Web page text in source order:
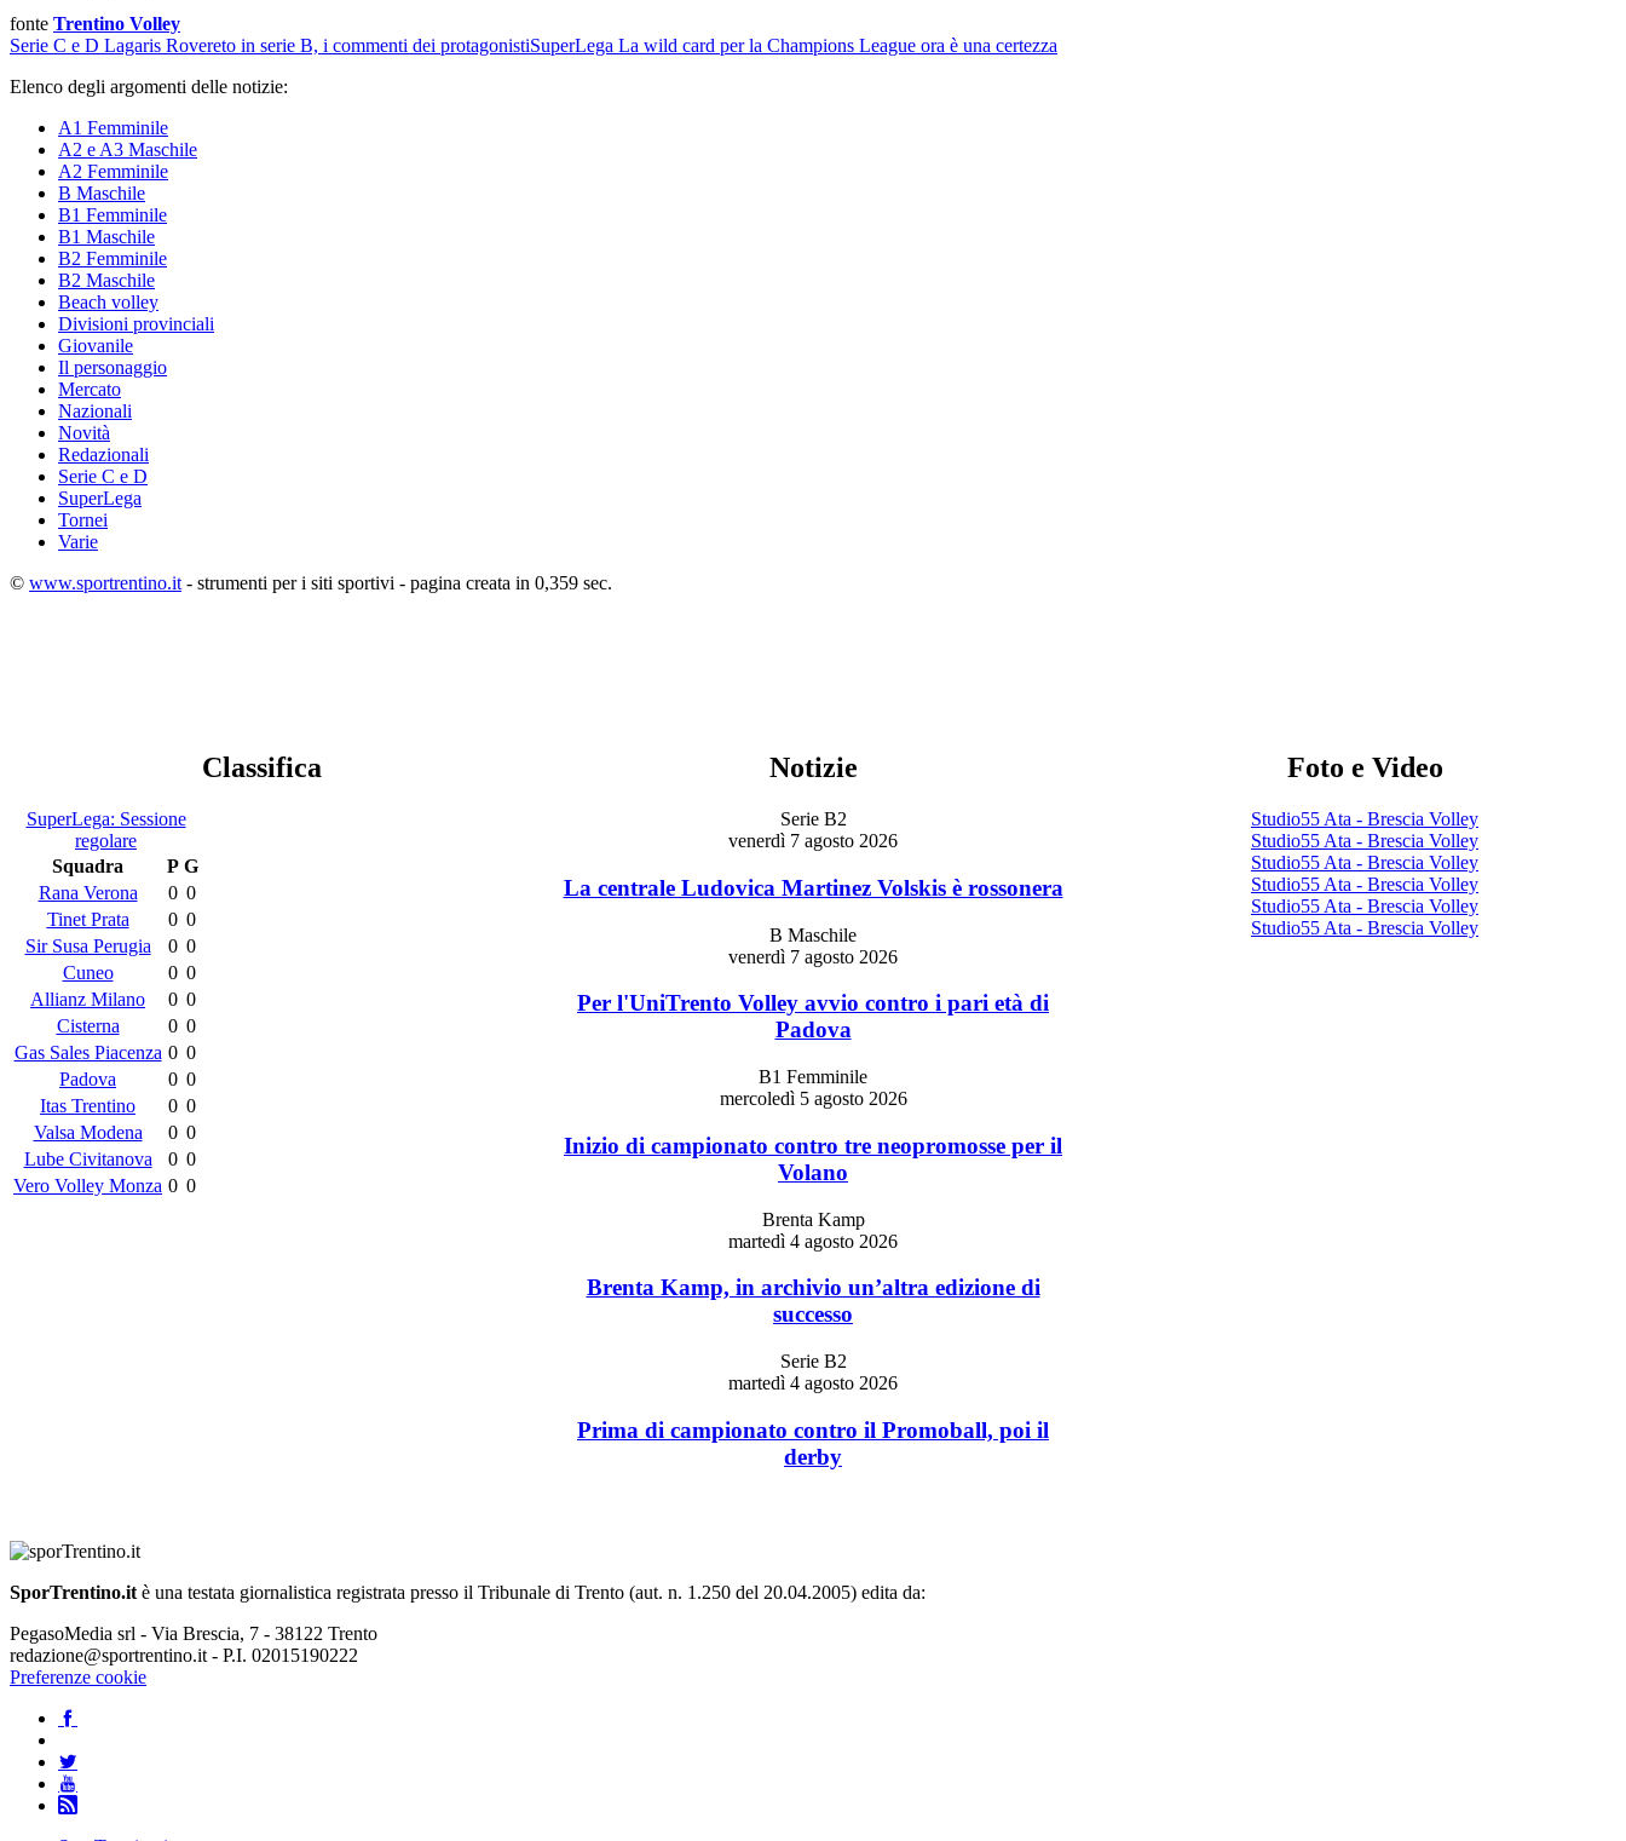
fonte Trentino Volley
Serie C e D Lagaris Rovereto in serie B, i commenti dei protagonistiSuperLega La wild card per la Champions League ora è una certezza
Elenco degli argomenti delle notizie:
A1 Femminile
A2 e A3 Maschile
A2 Femminile
B Maschile
B1 Femminile
B1 Maschile
B2 Femminile
B2 Maschile
Beach volley
Divisioni provinciali
Giovanile
Il personaggio
Mercato
Nazionali
Novità
Redazionali
Serie C e D
SuperLega
Tornei
Varie
© www.sportrentino.it- strumenti per i siti sportivi - pagina creata in 0,359 sec.
Classifica
SuperLega: Sessione
regolare
Squadra
P G
Rana Verona
0 0
Tinet Prata
0 0
Sir Susa Perugia
0 0
Cuneo
0 0
Allianz Milano
0 0
Cisterna
0 0
Gas Sales Piacenza 0 0
Padova
0 0
Itas Trentino
0 0
Valsa Modena
0 0
Lube Civitanova
0 0
Vero Volley Monza 0 0
Notizie
Serie B2
venerdì 7 agosto 2026
La centrale Ludovica Martinez Volskis è rossonera
B Maschile
venerdì 7 agosto 2026
Per l'UniTrento Volley avvio contro i pari età di
Padova
B1 Femminile
mercoledì 5 agosto 2026
Inizio di campionato contro tre neopromosse per il
Volano
Brenta Kamp
martedì 4 agosto 2026
Brenta Kamp, in archivio un’altra edizione di
successo
Serie B2
martedì 4 agosto 2026
Prima di campionato contro il Promoball, poi il
derby
Foto e Video
Studio55 Ata - Brescia Volley
Studio55 Ata - Brescia Volley
Studio55 Ata - Brescia Volley
Studio55 Ata - Brescia Volley
Studio55 Ata - Brescia Volley
Studio55 Ata - Brescia Volley
SporTrentino.itè una testata giornalistica registrata presso il Tribunale di Trento (aut. n. 1.250 del 20.04.2005) edita da:
PegasoMedia srl - Via Brescia, 7 - 38122 Trento
redazione@sportrentino.it - P.I. 02015190222
Preferenze cookie